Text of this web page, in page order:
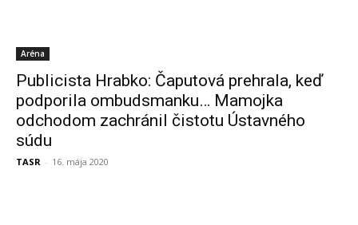
Aréna
Publicista Hrabko: Čaputová prehrala, keď
podporila ombudsmanku… Mamojka
odchodom zachránil čistotu Ústavného
súdu
TASR - 16. mája 2020